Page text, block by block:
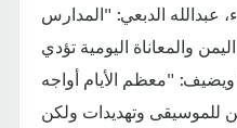
عبدالله الدبعي: "المدارس
والمعاناة اليومية تؤدي
"معظم الأيام أواجه
للموسيقى وتهديدات ولكن